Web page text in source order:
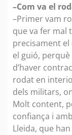
–Com va el
–Primer vam
que va fer mal
precisament
el guió,
d’haver
rodat en
dels militars,
Molt content,
confiança i
Lleida, que